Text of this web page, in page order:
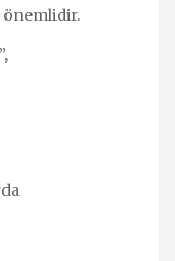
önemlidir.